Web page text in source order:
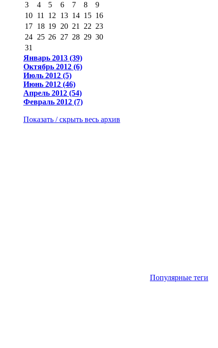
3
4 5 6 7 8
9
10 11 12 13 14 15 16
17 18 19 20 21 22 23
24 25 26 27 28 29 30
31
Январь 2013 (39)
Октябрь 2012 (6)
Июль 2012 (5)
Июнь 2012 (46)
Апрель 2012 (54)
Февраль 2012 (7)
Показать / скрыть весь архив
Популярные теги